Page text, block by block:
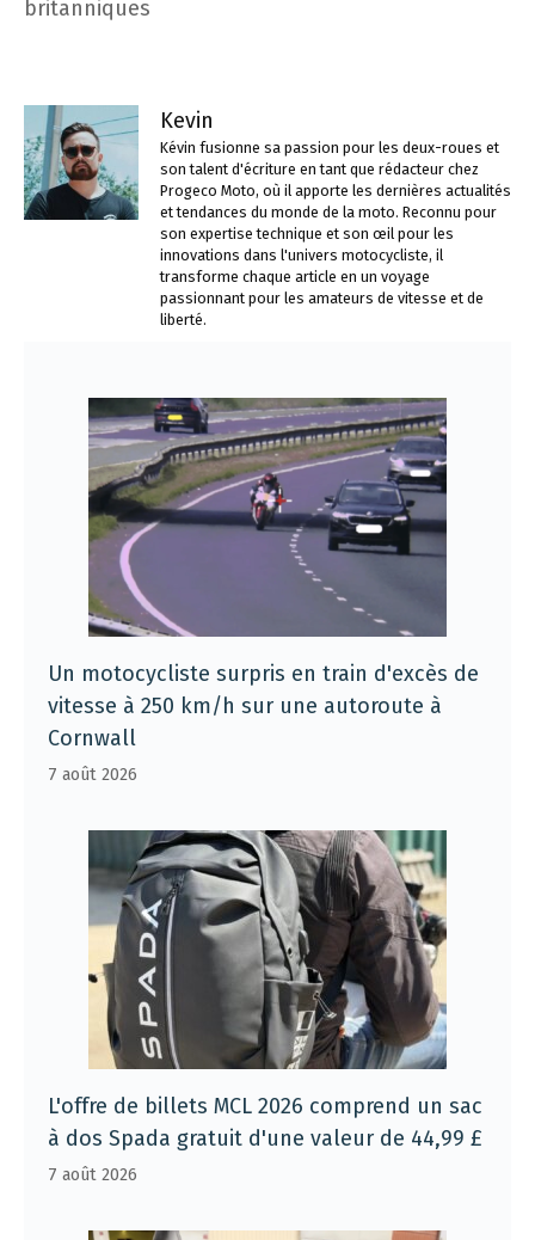
britanniques
Kevin
Kévin fusionne sa passion pour les deux-roues et
son talent d'écriture en tant que rédacteur chez
Progeco Moto, où il apporte les dernières actualités
et tendances du monde de la moto. Reconnu pour
son expertise technique et son œil pour les
innovations dans l'univers motocycliste, il
transforme chaque article en un voyage
passionnant pour les amateurs de vitesse et de
liberté.
Un motocycliste surpris en train d'excès de
vitesse à 250 km/h sur une autoroute à
Cornwall
7 août 2026
L'offre de billets MCL 2026 comprend un sac
à dos Spada gratuit d'une valeur de 44,99 £
7 août 2026